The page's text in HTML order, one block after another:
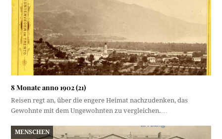
8 Monate anno 1902 (21)
Reisen regt an, über die engere Heimat nachzudenken, das
Gewohnte mit dem Ungewohnten zu vergleichen.…
MENSCHEN